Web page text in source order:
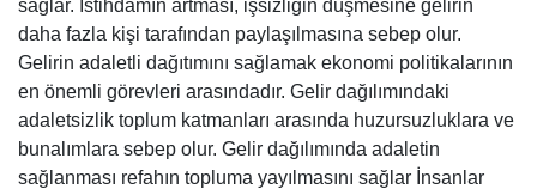
sağlar. İstihdamın artması, işsizliğin düşmesine gelirin
daha fazla kişi tarafından paylaşılmasına sebep olur.
Gelirin adaletli dağıtımını sağlamak ekonomi politikalarının
en önemli görevleri arasındadır. Gelir dağılımındaki
adaletsizlik toplum katmanları arasında huzursuzluklara ve
bunalımlara sebep olur. Gelir dağılımında adaletin
sağlanması refahın topluma yayılmasını sağlar İnsanlar